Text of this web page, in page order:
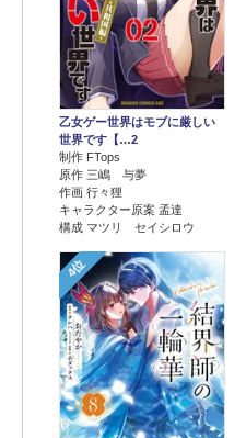
乙女ゲー世界はモブに厳しい
世界です【…2
制作 FTops
原作 三嶋 与夢
作画 行々狸
キャラクター原案 孟達
構成 マツリ セイシロウ
4位